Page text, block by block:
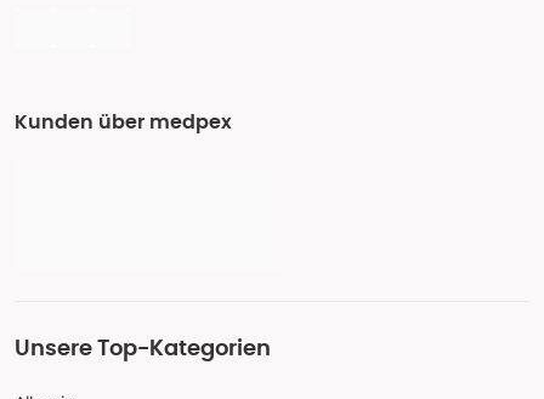
Kunden über medpex
Unsere Top-Kategorien